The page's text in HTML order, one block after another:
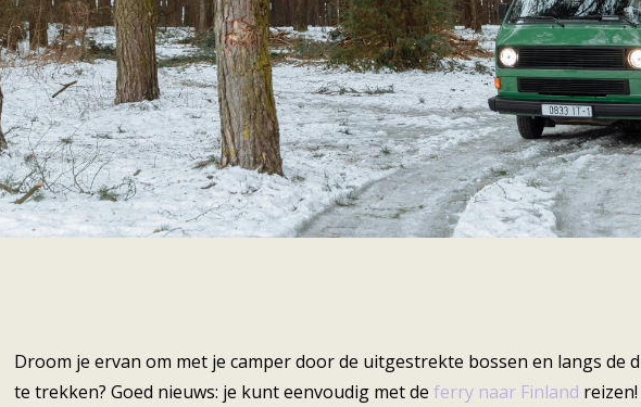
Droom je ervan om met je camper door de uitgestrekte bossen en langs de
te trekken? Goed nieuws: je kunt eenvoudig met de ferry naar Finland